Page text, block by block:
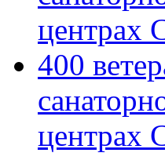
центрах
400
центрах